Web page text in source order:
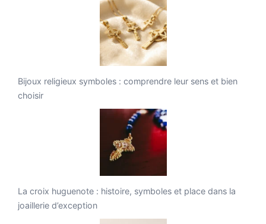
Bijoux religieux symboles : comprendre leur sens et bien
choisir
La croix huguenote : histoire, symboles et place dans la
joaillerie d’exception